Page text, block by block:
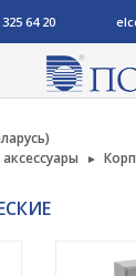
64 20